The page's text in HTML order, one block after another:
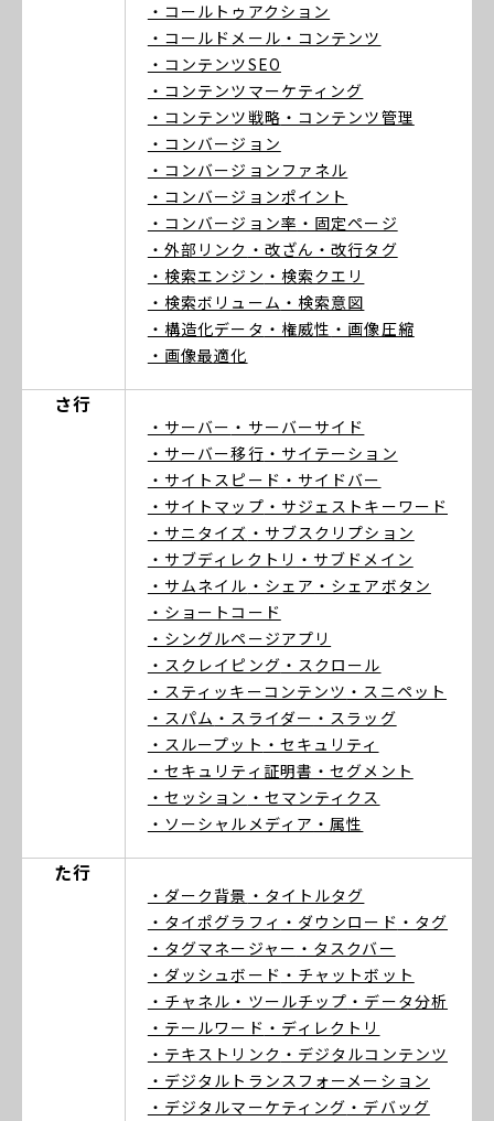
・コールトゥアクション
・コールドメール ・コンテンツ
・コンテンツSEO
・コンテンツマーケティング
・コンテンツ戦略 ・コンテンツ管理
・コンバージョン
・コンバージョンファネル
・コンバージョンポイント
・コンバージョン率 ・固定ページ
・外部リンク ・改ざん ・改行タグ
・検索エンジン ・検索クエリ
・検索ボリューム ・検索意図
・構造化データ ・権威性 ・画像圧縮
・画像最適化
さ行
・サーバー ・サーバーサイド
・サーバー移行 ・サイテーション
・サイトスピード ・サイドバー
・サイトマップ ・サジェストキーワード
・サニタイズ ・サブスクリプション
・サブディレクトリ ・サブドメイン
・サムネイル ・シェア ・シェアボタン
・ショートコード
・シングルページアプリ
・スクレイピング ・スクロール
・スティッキーコンテンツ ・スニペット
・スパム ・スライダー ・スラッグ
・スループット ・セキュリティ
・セキュリティ証明書 ・セグメント
・セッション ・セマンティクス
・ソーシャルメディア ・属性
た行
・ダーク背景 ・タイトルタグ
・タイポグラフィ ・ダウンロード ・タグ
・タグマネージャー ・タスクバー
・ダッシュボード ・チャットボット
・チャネル ・ツールチップ ・データ分析
・テールワード ・ディレクトリ
・テキストリンク ・デジタルコンテンツ
・デジタルトランスフォーメーション
・デジタルマーケティング ・デバッグ